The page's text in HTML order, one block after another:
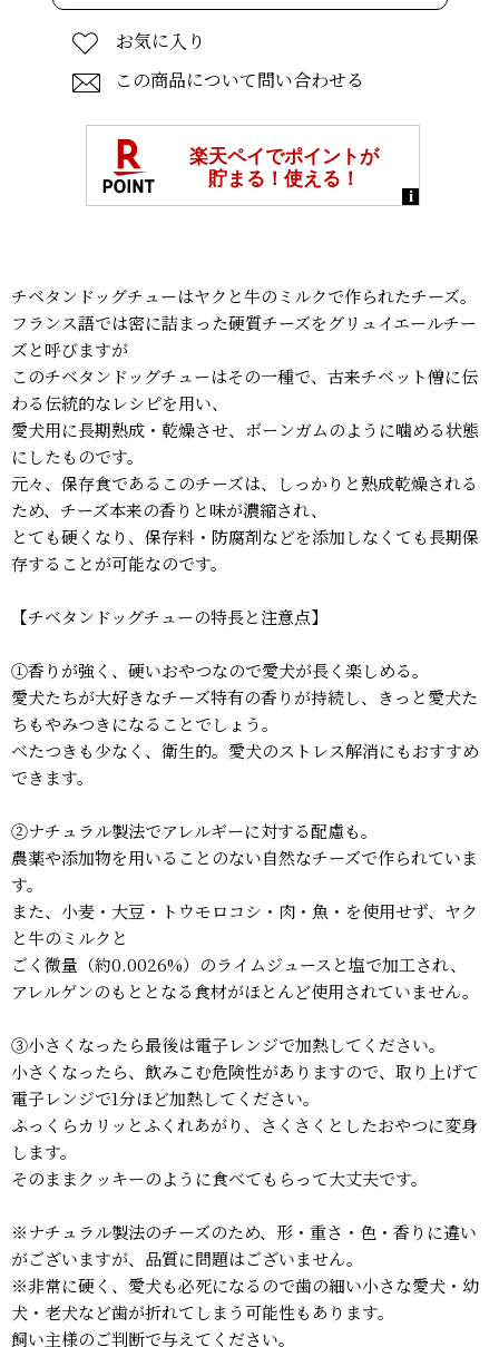
お気に入り
この商品について問い合わせる
チベタンドッグチューはヤクと牛のミルクで作られたチーズ。
フランス語では密に詰まった硬質チーズをグリュイエールチー
ズと呼びますが
このチベタンドッグチューはその一種で、古来チベット僧に伝
わる伝統的なレシピを用い、
愛犬用に長期熟成・乾燥させ、ボーンガムのように噛める状態
にしたものです。
元々、保存食であるこのチーズは、しっかりと熟成乾燥される
ため、チーズ本来の香りと味が濃縮され、
とても硬くなり、保存料・防腐剤などを添加しなくても長期保
存することが可能なのです。
【チベタンドッグチューの特長と注意点】
①香りが強く、硬いおやつなので愛犬が長く楽しめる。
愛犬たちが大好きなチーズ特有の香りが持続し、きっと愛犬た
ちもやみつきになることでしょう。
べたつきも少なく、衛生的。愛犬のストレス解消にもおすすめ
できます。
②ナチュラル製法でアレルギーに対する配慮も。
農薬や添加物を用いることのない自然なチーズで作られていま
す。
また、小麦・大豆・トウモロコシ・肉・魚・を使用せず、ヤク
と牛のミルクと
ごく微量（約0.0026%）のライムジュースと塩で加工され、
アレルゲンのもととなる食材がほとんど使用されていません。
③小さくなったら最後は電子レンジで加熱してください。
小さくなったら、飲みこむ危険性がありますので、取り上げて
電子レンジで1分ほど加熱してください。
ふっくらカリッとふくれあがり、さくさくとしたおやつに変身
します。
そのままクッキーのように食べてもらって大丈夫です。
※ナチュラル製法のチーズのため、形・重さ・色・香りに違い
がございますが、品質に問題はございません。
※非常に硬く、愛犬も必死になるので歯の細い小さな愛犬・幼
犬・老犬など歯が折れてしまう可能性もあります。
飼い主様のご判断で与えてください。